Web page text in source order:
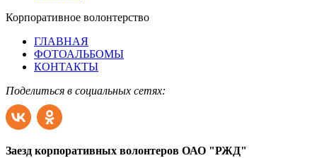
Корпоративное волонтерство
ГЛАВНАЯ
ФОТОАЛЬБОМЫ
КОНТАКТЫ
Поделиться в социальных сетях:
Заезд корпоративных волонтеров ОАО "РЖД"